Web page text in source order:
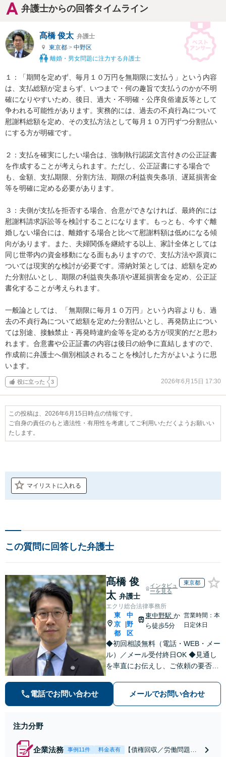
弁護士からの回答タイムライン
髙橋 俊太 弁護士
東京都 > 中野区
離婚・男女問題に注力する弁護士
１：「期間を定めず、毎月１０万円を無期限に支払う」という内容
は、支払総額が定まらず、いつまで・何の趣旨で支払うのかが不明
確になりやすいため、後日、過大・不明確・公序良俗違反等として
争われる可能性があります。実務的には、過去の不貞行為について
慰謝料総額を定め、その支払方法として毎月１０万円ずつ分割払い
にする方が明確です。
２：支払を確実にしたい場合は、強制執行認諾文言付きの公正証書
を作成することが考えられます。ただし、公正証書にする場合で
も、金額、支払期限、分割方法、期限の利益喪失条項、遅延損害金
等を明確に定める必要があります。
３：夫側が支払を拒否する場合、合意ができなければ、最終的には
慰謝料請求訴訟等を検討することになります。もっとも、今すぐ離
婚しない場合には、離婚する場合と比べて慰謝料額は低めになる傾
向があります。また、夫婦関係を継続する以上、家計全体としては
同じ世帯内の資金移動になる面もありますので、支払方法や原資に
ついては現実的な検討が必要です。滞納対策としては、総額を定め
た分割払いとし、期限の利益喪失条項や遅延損害金を定め、公正証
書化することが考えられます。
一般論としては、「無期限に毎月１０万円」という内容よりも、過
去の不貞行為について総額を定めた分割払いとし、再発防止につい
ては別途、接触禁止・再発時違約金等を定める方が現実的だと思わ
れます。合意書や公正証書の内容は後日の紛争に直結しますので、
作成前に弁護士へ個別相談されることを検討した方がよいように思
います。
役に立った 3 2026年6月15日 17:30
この投稿は、2026年6月15日時点の情報です。
ご自身の責任のもと適法性・有用性を考慮してご利用いただくようお願いい
たします。
マイリストに入れる
この質問に回答した弁護士
髙橋 俊
太 弁護士
インタビュ
ーを見る
東京都
エクリ総合法律事務所
東
京
都
中
野
区
東中野駅か
ら徒歩5分
営業時間：本
日定休日
◆初回相談無料（電話・WEB・メー
ル）／メール受付終日OK ◆見通し
を率直にお伝えし、ご依頼の要否も
解決まで弁護士本人が一貫してスピ
ーディーに対応いたします。 ◆累計
電話でお問い合わせ メールでお問い合わせ
注力分野
企業法務 事例11件 料金表有
【債権回収／労働問題／